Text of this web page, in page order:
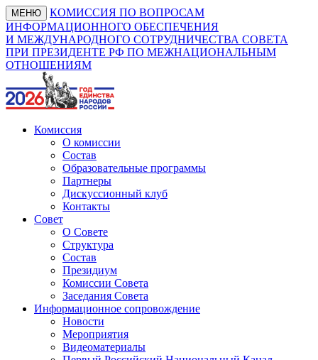
МЕНЮ
КОМИССИЯ ПО ВОПРОСАМ
ИНФОРМАЦИОННОГО ОБЕСПЕЧЕНИЯ
И МЕЖДУНАРОДНОГО СОТРУДНИЧЕСТВА СОВЕТА
ПРИ ПРЕЗИДЕНТЕ РФ ПО МЕЖНАЦИОНАЛЬНЫМ
ОТНОШЕНИЯМ
Комиссия
О комиссии
Состав
Образовательные программы
Партнеры
Дискуссионный клуб
Контакты
Совет
О Совете
Структура
Состав
Президиум
Комиссии Совета
Заседания Совета
Информационное сопровождение
Новости
Мероприятия
Видеоматериалы